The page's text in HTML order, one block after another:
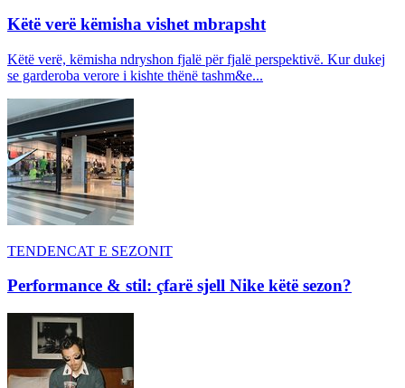
Këtë verë këmisha vishet mbrapsht
Këtë verë, këmisha ndryshon fjalë për fjalë perspektivë. Kur dukej
se garderoba verore i kishte thënë tashm&e...
TENDENCAT E SEZONIT
Performance & stil: çfarë sjell Nike këtë sezon?